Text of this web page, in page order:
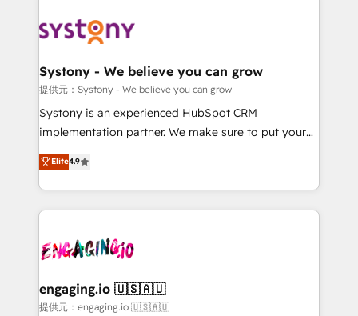
faster, smarter, and with impact.
Data & Content 📈 Sales & Marketing Alignment +
Agent Creation 🔄 Custom Integrations & Data
Migration Why 1406 We become part of your team.
Your team learns while we build. We fix what others
broke. Built for mid-market reality—practical
constraints. By the Numbers 🏆 Top 1% of all
HubSpot partners 🔄 Top 5% globally in client
ops at mid-market companies ready to move
beyond spreadsheets into unified systems that
drive real business results.
Systony - We believe you can grow
提供元：Systony - We believe you can grow
Systony is an experienced HubSpot CRM
implementation partner. We make sure to put your
organization's needs and goals first and think along
with your organization. We are only satisfied once
you are too. Why Systony? - 20+ years of
experience with CRM, Marketing, Sales & Service
Own back-end developers - Complex data
View, SuperOffice) - Custom integrations (e.g. MS
Business Central, Navision, AX, SAP, Exact, AFAS) We
Elite4.9
engaging.io 🇺🇸🇦🇺
提供元：engaging.io 🇺🇸🇦🇺